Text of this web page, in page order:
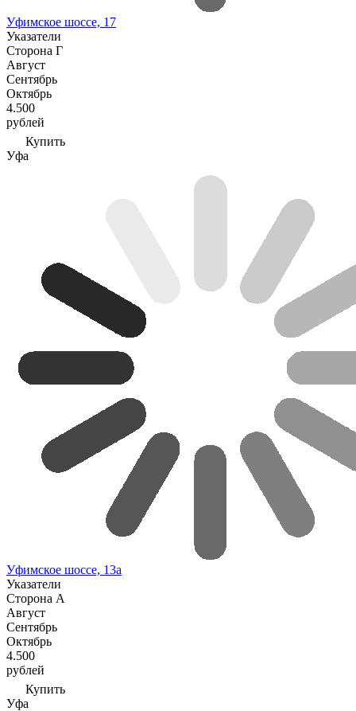
Уфимское шоссе, 17
Указатели
Сторона Г
Август
Сентябрь
Октябрь
4.500
рублей
Купить
Уфа
Уфимское шоссе, 13а
Указатели
Сторона А
Август
Сентябрь
Октябрь
4.500
рублей
Купить
Уфа